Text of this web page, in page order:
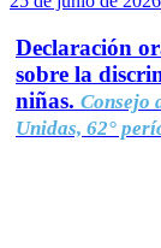
Declaración
sobre la
niñas. Consejo
Unidas, 62°